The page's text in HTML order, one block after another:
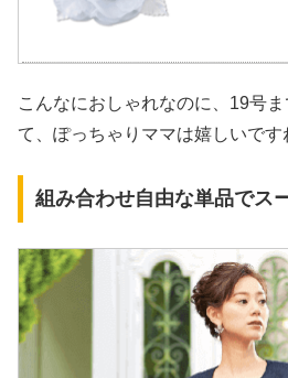
こんなにおしゃれなのに、19号
て、ぽっちゃりママは嬉しいです
組み合わせ自由な単品でス